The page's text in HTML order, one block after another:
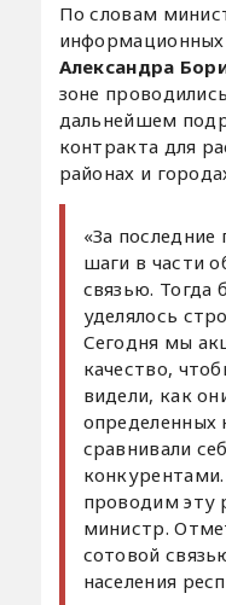
По словам
информационных
Александра
зоне
дальнейшем
контракта для
районах и
«За
шаги в части
связью. Тогда
уделялось
Сегодня мы
качество,
видели, как
определенных
сравнивали
проводим эту
министр.
сотовой
населения